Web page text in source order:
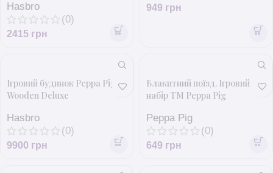
Hasbro
(0)
2415 грн
949 грн
Ігровий будинок Peppa Pig
Wooden Deluxe
Hasbro
(0)
9900 грн
Блакитний поїзд. Ігровий
набір ТМ Peppa Pig
Peppa Pig
(0)
649 грн